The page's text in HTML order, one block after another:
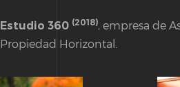
Estudio 360 (2018) , empresa de
Propiedad Horizontal.